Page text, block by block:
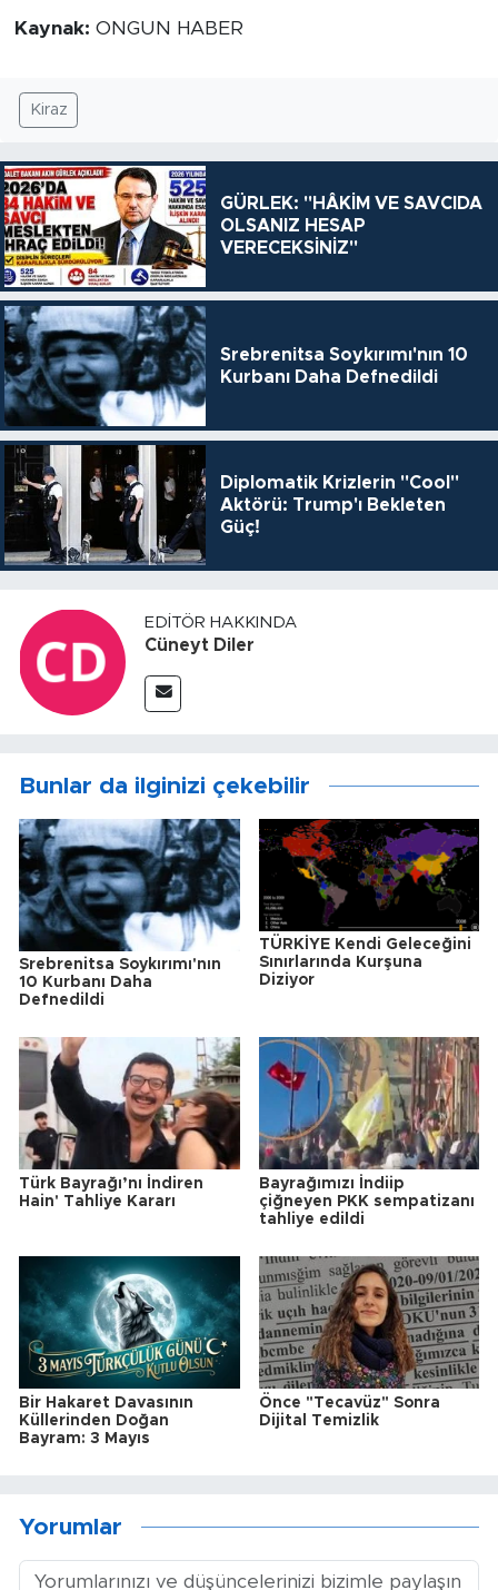
Kaynak: ONGUN HABER
Kiraz
GÜRLEK: "HÂKİM VE SAVCIDA
OLSANIZ HESAP
VERECEKSİNİZ"
Srebrenitsa Soykırımı'nın 10
Kurbanı Daha Defnedildi
Diplomatik Krizlerin "Cool"
Aktörü: Trump'ı Bekleten
Güç!
EDITÖR HAKKINDA
Cüneyt Diler
Bunlar da ilginizi çekebilir
Srebrenitsa Soykırımı'nın
10 Kurbanı Daha
Defnedildi
TÜRKİYE Kendi Geleceğini
Sınırlarında Kurşuna
Diziyor
Türk Bayrağı’nı İndiren
Hain' Tahliye Kararı
Bayrağımızı İndiip
çiğneyen PKK sempatizanı
tahliye edildi
Bir Hakaret Davasının
Küllerinden Doğan
Bayram: 3 Mayıs
Önce "Tecavüz" Sonra
Dijital Temizlik
Yorumlar